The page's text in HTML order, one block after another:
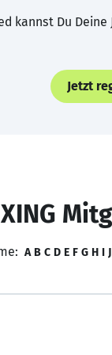
kannst Du
Jetzt
A B C D E F G H I J